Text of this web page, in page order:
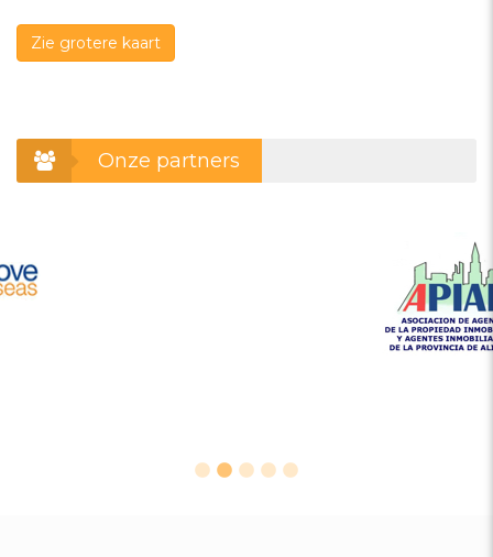
Zie grotere kaart
Onze partners